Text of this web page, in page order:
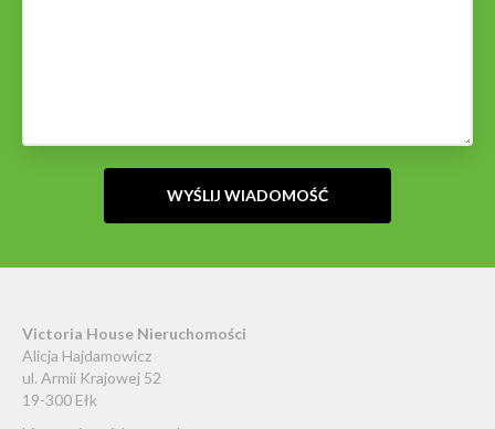
Victoria House Nieruchomości
Alicja Hajdamowicz
ul. Armii Krajowej 52
19-300 Ełk